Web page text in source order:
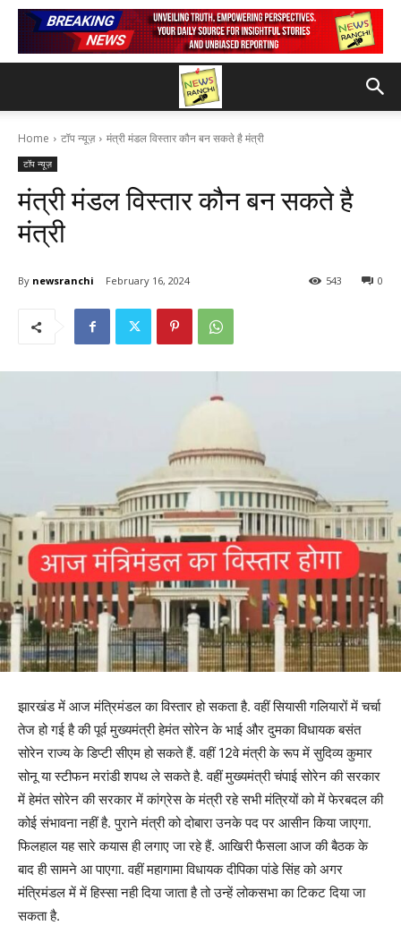
Home टॉप न्यूज़ मंत्री मंडल विस्तार कौन बन सकते है मंत्री
टॉप न्यूज़
मंत्री मंडल विस्तार कौन बन सकते है
मंत्री
By newsranchi February 16, 2024 0
543
झारखंड में आज मंत्रिमंडल का विस्तार हो सकता है. वहीं सियासी गलियारों में चर्चा
तेज हो गई है की पूर्व मुख्यमंत्री हेमंत सोरेन के भाई और दुमका विधायक बसंत
सोरेन राज्य के डिप्टी सीएम हो सकते हैं. वहीं 12वे मंत्री के रूप में सुदिव्य कुमार
सोनू या स्टीफन मरांडी शपथ ले सकते है. वहीं मुख्यमंत्री चंपाई सोरेन की सरकार
में हेमंत सोरेन की सरकार में कांग्रेस के मंत्री रहे सभी मंत्रियों को में फेरबदल की
कोई संभावना नहीं है. पुराने मंत्री को दोबारा उनके पद पर आसीन किया जाएगा.
फिलहाल यह सारे कयास ही लगाए जा रहे हैं. आखिरी फैसला आज की बैठक के
बाद ही सामने आ पाएगा. वहीं महागामा विधायक दीपिका पांडे सिंह को अगर
मंत्रिमंडल में में हिस्सा नही दिया जाता है तो उन्हें लोकसभा का टिकट दिया जा
सकता है.